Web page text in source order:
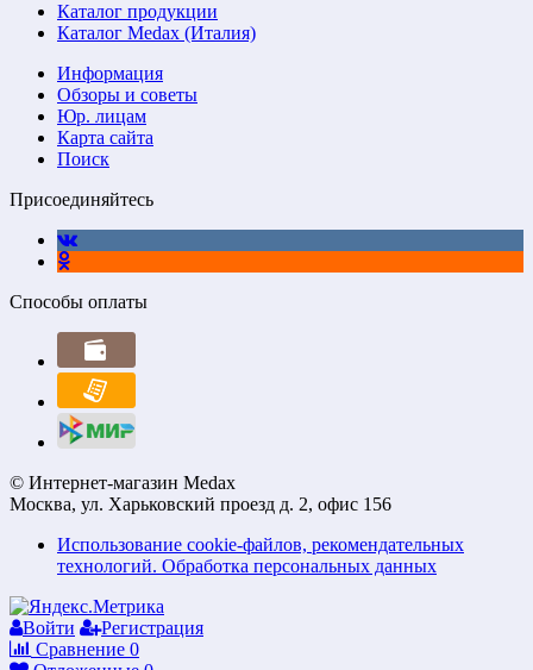
Каталог продукции
Каталог Medax (Италия)
Информация
Обзоры и советы
Юр. лицам
Карта сайта
Поиск
Присоединяйтесь
Способы оплаты
© Интернет-магазин Medax
Москва, ул. Харьковский проезд д. 2, офис 156
Использование cookie-файлов, рекомендательных
технологий. Обработка персональных данных
Войти
Регистрация
Сравнение 0